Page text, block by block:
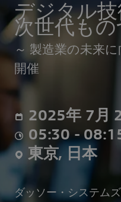
デジタル
次世代もの
～ 製造業の未来
開催
2025年 7月
05:30 -
東京, 日本
ダッソー・システム